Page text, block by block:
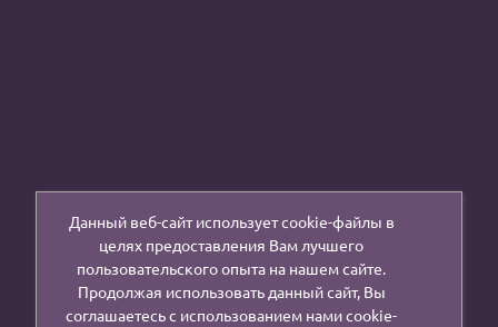
Данный веб-сайт использует cookie-файлы в
целях предоставления Вам лучшего
пользовательского опыта на нашем сайте.
Продолжая использовать данный сайт, Вы
соглашаетесь с использованием нами cookie-